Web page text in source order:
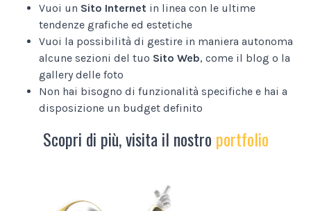
Vuoi un Sito Internet in linea con le ultime
tendenze grafiche ed estetiche
Vuoi la possibilità di gestire in maniera autonoma
alcune sezioni del tuo Sito Web, come il blog o la
gallery delle foto
Non hai bisogno di funzionalità specifiche e hai a
disposizione un budget definito
Scopri di più, visita il nostro portfolio